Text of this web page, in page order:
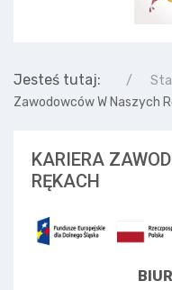
Jesteś tutaj:
Zawodowców W Naszych
KARIERA
RĘKACH